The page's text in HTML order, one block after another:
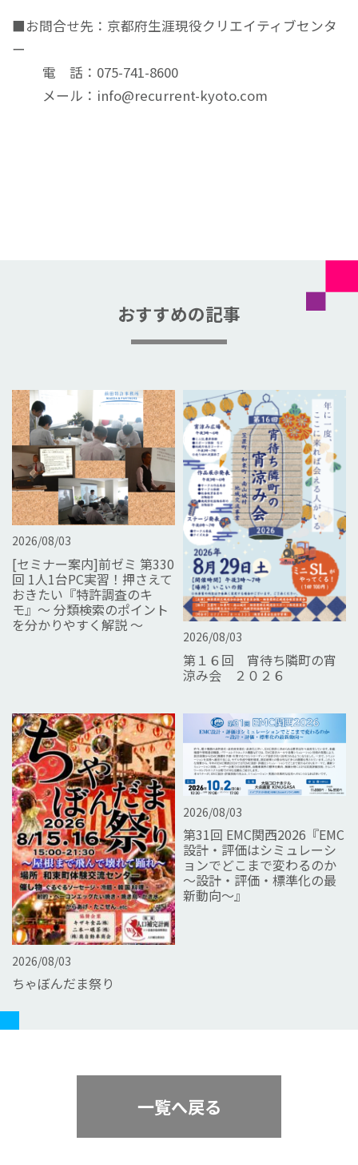
■お問合せ先：京都府生涯現役クリエイティブセンタ
ー
電 話：075-741-8600
メール：info@recurrent-kyoto.com
おすすめの記事
2026/08/03
[セミナー案内]前ゼミ 第330
回 1人1台PC実習！押さえて
おきたい『特許調査のキ
モ』～ 分類検索のポイント
を分かりやすく解説 ～
2026/08/03
第１６回 宵待ち隣町の宵
涼み会 ２０２６
2026/08/03
ちゃぼんだま祭り
2026/08/03
第31回 EMC関西2026『EMC
設計・評価はシミュレーシ
ョンでどこまで変わるのか
～設計・評価・標準化の最
新動向～』
一覧へ戻る